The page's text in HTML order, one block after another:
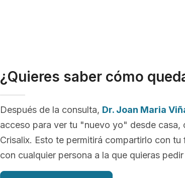
¿Quieres saber cómo
Después de la consulta, Dr. Joan Maria
acceso para ver tu "nuevo yo" desde casa,
Crisalix. Esto te permitirá compartirlo con tu
con cualquier persona a la que quieras